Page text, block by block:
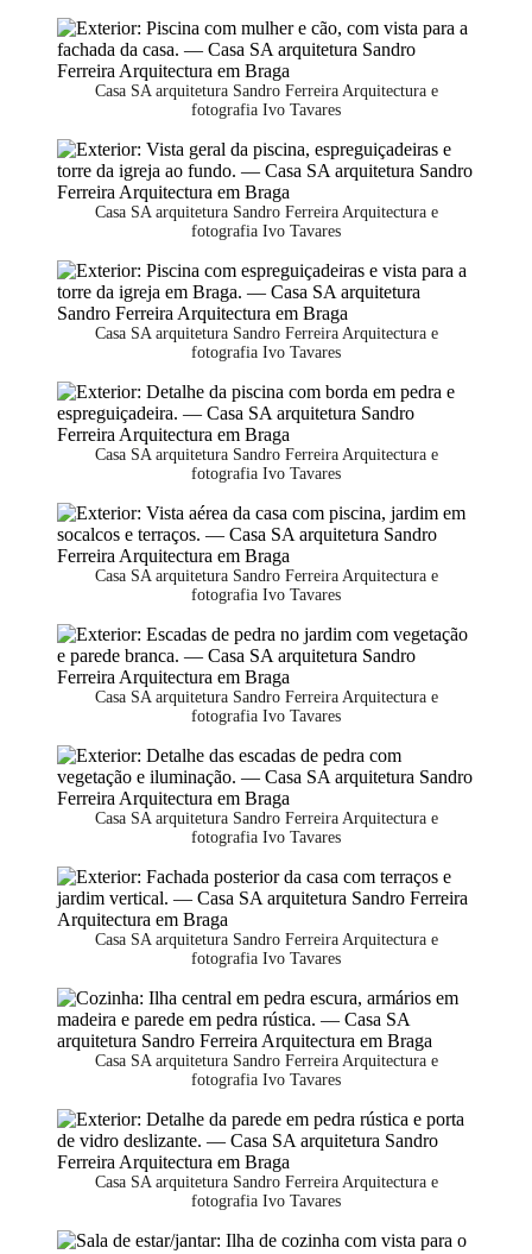
Casa SA arquitetura Sandro Ferreira Arquitectura e
fotografia Ivo Tavares
Casa SA arquitetura Sandro Ferreira Arquitectura e
fotografia Ivo Tavares
Casa SA arquitetura Sandro Ferreira Arquitectura e
fotografia Ivo Tavares
Casa SA arquitetura Sandro Ferreira Arquitectura e
fotografia Ivo Tavares
Casa SA arquitetura Sandro Ferreira Arquitectura e
fotografia Ivo Tavares
Casa SA arquitetura Sandro Ferreira Arquitectura e
fotografia Ivo Tavares
Casa SA arquitetura Sandro Ferreira Arquitectura e
fotografia Ivo Tavares
Casa SA arquitetura Sandro Ferreira Arquitectura e
fotografia Ivo Tavares
Casa SA arquitetura Sandro Ferreira Arquitectura e
fotografia Ivo Tavares
Casa SA arquitetura Sandro Ferreira Arquitectura e
fotografia Ivo Tavares